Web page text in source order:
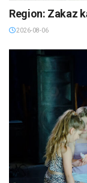
Region: Zakaz
2026-08-06